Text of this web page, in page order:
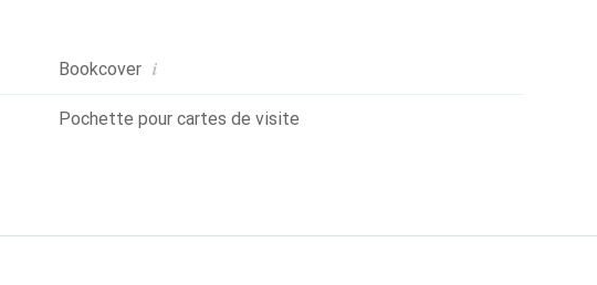
Bookcover i
Pochette pour cartes de visite